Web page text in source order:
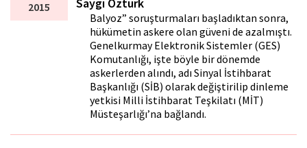
2015
Saygı Öztürk
Balyoz” soruşturmaları başladıktan sonra,
hükümetin askere olan güveni de azalmıştı.
Genelkurmay Elektronik Sistemler (GES)
Komutanlığı, işte böyle bir dönemde
askerlerden alındı, adı Sinyal İstihbarat
Başkanlığı (SİB) olarak değiştirilip dinleme
yetkisi Milli İstihbarat Teşkilatı (MİT)
Müsteşarlığı’na bağlandı.